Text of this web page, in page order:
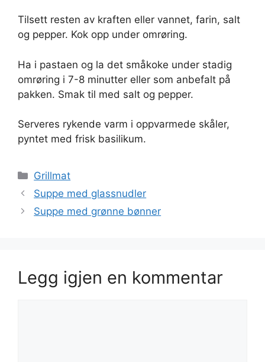
Tilsett resten av kraften eller vannet, farin, salt
og pepper. Kok opp under omrøring.
Ha i pastaen og la det småkoke under stadig
omrøring i 7-8 minutter eller som anbefalt på
pakken. Smak til med salt og pepper.
Serveres rykende varm i oppvarmede skåler,
pyntet med frisk basilikum.
Kategorier
Grillmat
Suppe med glassnudler
Suppe med grønne bønner
Legg igjen en kommentar